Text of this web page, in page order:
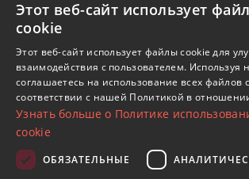
Виллы
DM4627-01
Объекты в Бенахавис
Виллы в La Zagaleta
Этот веб-сайт использует
cookie
Этот веб-сайт использует файлы cookie для
взаимодействия с пользователем. Используя
соглашаетесь на использование всех файлов
соответствии с нашей Политикой в
Узнать больше о Политике
cookie
ОБЯЗАТЕЛЬНЫЕ